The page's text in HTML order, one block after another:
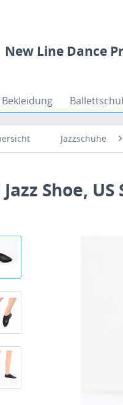
New Line Dance
Bekleidung
Jazzschuhe
Jazz Shoe,